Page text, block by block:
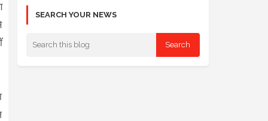
SEARCH YOUR NEWS